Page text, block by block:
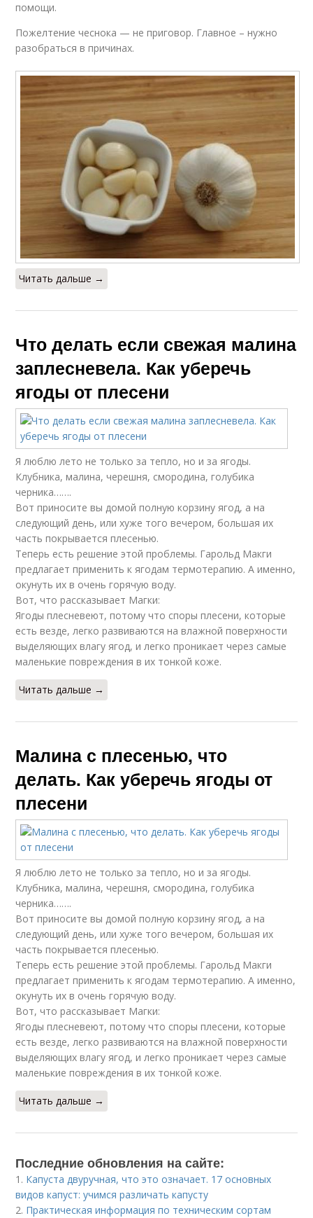
помощи.
Пожелтение чеснока — не приговор. Главное – нужно
разобраться в причинах.
Читать дальше →
Что делать если свежая малина
заплесневела. Как уберечь
ягоды от плесени
Я люблю лето не только за тепло, но и за ягоды.
Клубника, малина, черешня, смородина, голубика
черника…….
Вот приносите вы домой полную корзину ягод, а на
следующий день, или хуже того вечером, большая их
часть покрывается плесенью.
Теперь есть решение этой проблемы. Гарольд Макги
предлагает применить к ягодам термотерапию. А именно,
окунуть их в очень горячую воду.
Вот, что рассказывает Магки:
Ягоды плесневеют, потому что споры плесени, которые
есть везде, легко развиваются на влажной поверхности
выделяющих влагу ягод, и легко проникает через самые
маленькие повреждения в их тонкой коже.
Читать дальше →
Малина с плесенью, что
делать. Как уберечь ягоды от
плесени
Я люблю лето не только за тепло, но и за ягоды.
Клубника, малина, черешня, смородина, голубика
черника…….
Вот приносите вы домой полную корзину ягод, а на
следующий день, или хуже того вечером, большая их
часть покрывается плесенью.
Теперь есть решение этой проблемы. Гарольд Макги
предлагает применить к ягодам термотерапию. А именно,
окунуть их в очень горячую воду.
Вот, что рассказывает Магки:
Ягоды плесневеют, потому что споры плесени, которые
есть везде, легко развиваются на влажной поверхности
выделяющих влагу ягод, и легко проникает через самые
маленькие повреждения в их тонкой коже.
Читать дальше →
Последние обновления на сайте:
1. Капуста двуручная, что это означает. 17 основных
видов капуст: учимся различать капусту
2. Практическая информация по техническим сортам